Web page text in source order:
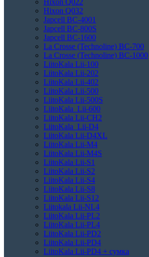
Hixon Q022
Hixon Q032
Japcell BC-4001
Japcell BC-800S
Japcell BC-1600
La Crosse (Technoline) BC-700
La Crosse (Technoline) BC-1000
LiitoKala Lii-100
LiitoKala Lii-202
LiitoKala Lii-402
LiitoKala Lii-500
LiitoKala Lii-500S
LiitoKala Lii-600
LiitoKala Lii-CH2
LiitoKala Lii-D4
LiitoKala Lii-D4XL
LiitoKala Lii-M4
LiitoKala Lii-M4S
LiitoKala Lii-S1
LiitoKala Lii-S2
LiitoKala Lii-S4
LiitoKala Lii-S8
LiitoKala Lii-S12
Liitokala Lii-NL4
LiitoKala Lii-PL2
LiitoKala Lii-PL4
LiitoKala Lii-PD2
LiitoKala Lii-PD4
LiitoKala Lii-PD4 + сумка